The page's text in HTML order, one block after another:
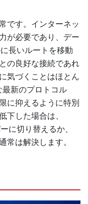
です。インターネッ
が必要であり、デー
長いルートを移動
の良好な接続であれ
気づくことはほとん
新のプロトコル
に抑えるように特別
下した場合は、
に切り替えるか、
常は解決します。